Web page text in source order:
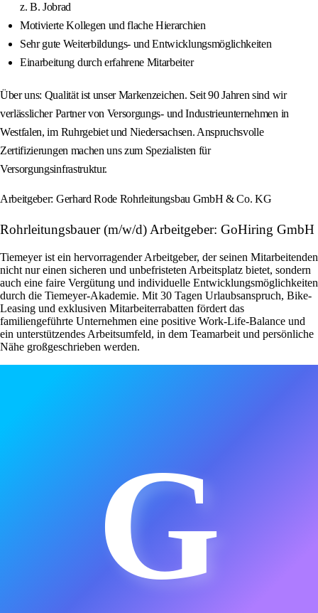
z. B. Jobrad
Motivierte Kollegen und flache Hierarchien
Sehr gute Weiterbildungs- und Entwicklungsmöglichkeiten
Einarbeitung durch erfahrene Mitarbeiter
Über uns: Qualität ist unser Markenzeichen. Seit 90 Jahren sind wir
verlässlicher Partner von Versorgungs- und Industrieunternehmen in
Westfalen, im Ruhrgebiet und Niedersachsen. Anspruchsvolle
Zertifizierungen machen uns zum Spezialisten für
Versorgungsinfrastruktur.
Arbeitgeber: Gerhard Rode Rohrleitungsbau GmbH & Co. KG
Rohrleitungsbauer (m/w/d) Arbeitgeber: GoHiring GmbH
Tiemeyer ist ein hervorragender Arbeitgeber, der seinen Mitarbeitenden
nicht nur einen sicheren und unbefristeten Arbeitsplatz bietet, sondern
auch eine faire Vergütung und individuelle Entwicklungsmöglichkeiten
durch die Tiemeyer-Akademie. Mit 30 Tagen Urlaubsanspruch, Bike-
Leasing und exklusiven Mitarbeiterrabatten fördert das
familiengeführte Unternehmen eine positive Work-Life-Balance und
ein unterstützendes Arbeitsumfeld, in dem Teamarbeit und persönliche
Nähe großgeschrieben werden.
G